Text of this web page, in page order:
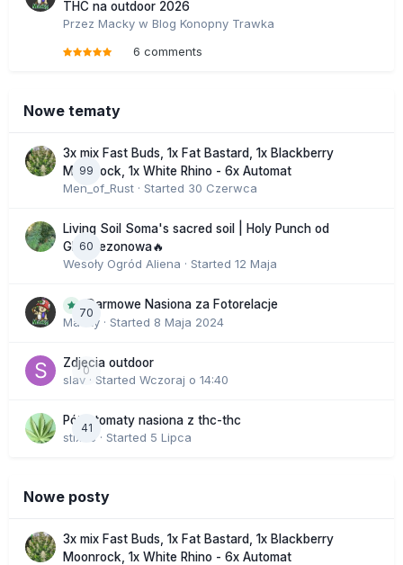
THC na outdoor 2026
Przez Macky w Blog Konopny Trawka
6 comments
Nowe tematy
99
3x mix Fast Buds, 1x Fat Bastard, 1x Blackberry
Moonrock, 1x White Rhino - 6x Automat
Men_of_Rust · Started 30 Czerwca
60
Living Soil Soma's sacred soil | Holy Punch od
GHS sezonowa🔥
Wesoły Ogród Aliena · Started 12 Maja
70
Darmowe Nasiona za Fotorelacje
Macky · Started 8 Maja 2024
0
Zdjecia outdoor
slav · Started Wczoraj o 14:40
41
Półautomaty nasiona z thc-thc
stix33 · Started 5 Lipca
Nowe posty
3x mix Fast Buds, 1x Fat Bastard, 1x Blackberry
Moonrock, 1x White Rhino - 6x Automat